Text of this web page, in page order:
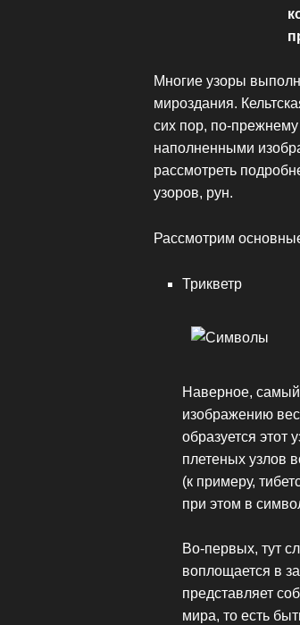
Многие узоры
мироздания.
сих пор, по-
наполненными
рассмотреть
узоров, рун.
Рассмотрим
Трикветр
Наверное, самый
изображению
образуется
плетеных узлов
(к примеру,
при этом в
Во-первых, тут
воплощается в
представляет
мира, то есть